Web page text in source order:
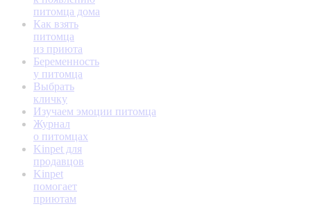
питомца дома
Как взять
питомца
из приюта
Беременность
у питомца
Выбрать
кличку
Изучаем эмоции питомца
Журнал
о питомцах
Kinpet для
продавцов
Kinpet
помогает
приютам